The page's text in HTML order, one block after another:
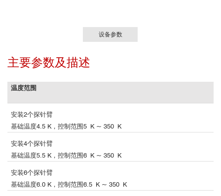
设备参数
主要参数及描述
温度范围
安装2个探针臂
基础温度4.5 K，控制范围5 K ~ 350 K
安装4个探针臂
基础温度5.5 K，控制范围6 K ~ 350 K
安装6个探针臂
基础温度6.0 K，控制范围6.5 K ~ 350 K